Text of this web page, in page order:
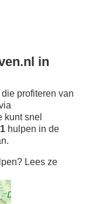
in
profiteren van
kunt snel
hulpen in de
Lees ze